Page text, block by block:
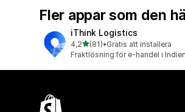
Fler appar som den
iThink Logistics
4,2av 5 stjärnor
(81)
81 recensioner totalt
•Gratis att installera
Fraktlösning för e-handel i Indien